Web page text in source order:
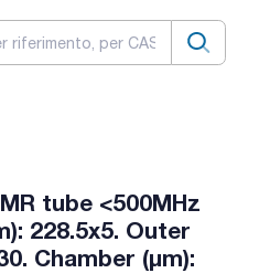
tube <500MHz
228.5x5. Outer
Chamber (µm):